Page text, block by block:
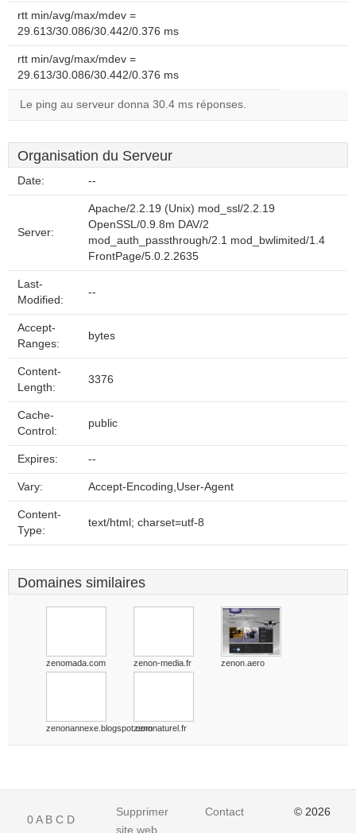
rtt min/avg/max/mdev =
29.613/30.086/30.442/0.376 ms
rtt min/avg/max/mdev =
29.613/30.086/30.442/0.376 ms
Le ping au serveur donna 30.4 ms réponses.
Organisation du Serveur
Date: --
Server:
Apache/2.2.19 (Unix) mod_ssl/2.2.19
OpenSSL/0.9.8m DAV/2
mod_auth_passthrough/2.1 mod_bwlimited/1.4
FrontPage/5.0.2.2635
Last-
Modified:
--
Accept-
Ranges:
bytes
Content-
Length:
3376
Cache-
Control:
public
Expires: --
Vary: Accept-Encoding,User-Agent
Content-
Type:
text/html; charset=utf-8
Domaines similaires
zenomada.com zenon-media.fr zenon.aero
zenonannexe.blogspot.comzenonaturel.fr
0A B C D
Supprimer
site web
Contact © 2026